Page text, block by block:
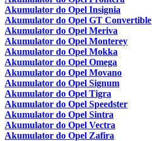
Akumulator do Opel Insignia
Akumulator do Opel GT Convertible
Akumulator do Opel Meriva
Akumulator do Opel Monterey
Akumulator do Opel Mokka
Akumulator do Opel Omega
Akumulator do Opel Movano
Akumulator do Opel Signum
Akumulator do Opel Tigra
Akumulator do Opel Speedster
Akumulator do Opel Sintra
Akumulator do Opel Vectra
Akumulator do Opel Zafira